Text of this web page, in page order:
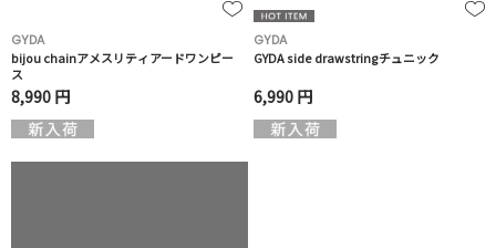
GYDA
bijou chainアメスリティアードワンピー
ス
8,990 円
GYDA
GYDA side drawstringチュニック
6,990 円